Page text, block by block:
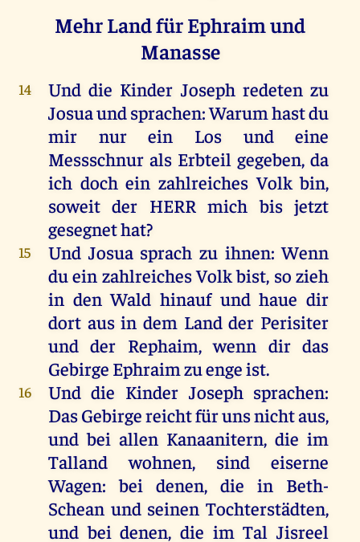
Mehr Land für Ephraim und
Manasse
14 Und die Kinder Joseph redeten zu
Josuaundsprachen:Warumhastdu
mir
nur ein Los und
eine
Messschnur als Erbteil gegeben,da
ich doch ein zahlreiches Volk bin,
soweit der HERR mich bis jetzt
gesegnethat?
15 Und Josua sprach zu ihnen:Wenn
duein zahlreichesVolkbist, so zieh
in den Wald hinauf und haue dir
dort aus in dem Land der Perisiter
und der Rephaim,wenn dir das
Gebirge Ephraimzuengeist.
16 Und die Kinder Joseph sprachen:
DasGebirgereichtfürunsnichtaus,
und bei allen Kanaanitern,die im
Tallandwohnen, sind
eiserne
Wagen:bei denen,die in Beth-
Schean und seinen Tochterstädten,
und bei denen,die im Tal Jisreel